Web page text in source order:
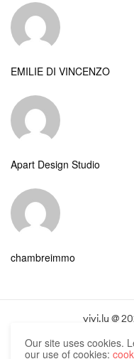
EMILIE DI VINCENZO
Apart Design Studio
chambreimmo
vivi.lu @
POLITIQUE DE
Our site uses cookies.
our use of cookies: